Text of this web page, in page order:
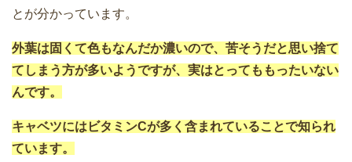
とが分かっています。
外葉は固くて色もなんだか濃いので、苦そうだと思い捨て
てしまう方が多いようですが、実はとってももったいない
んです。
キャベツにはビタミンCが多く含まれていることで知られ
ています。